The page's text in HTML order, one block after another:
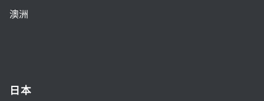
澳洲
日本